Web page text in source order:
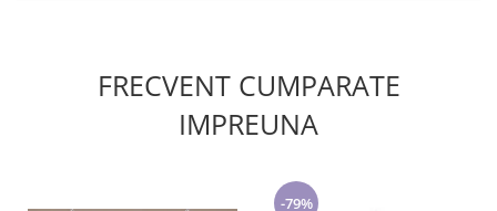
FRECVENT CUMPARATE
IMPREUNA
-79%